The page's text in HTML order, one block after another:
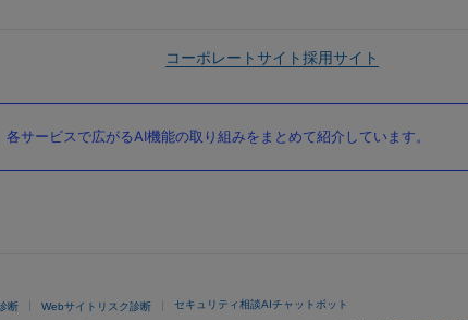
コーポレートサイト採用サイト
サービスで広がるAI機能の取り組みをまとめて紹介しています。
断 Webサイトリスク診断 セキュリティ相談AIチャットボット